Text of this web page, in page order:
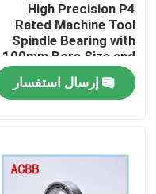
High Precision P4
Rated Machine Tool
Spindle Bearing with
100mm Bore Size and
1000RPM-60000RPM
Speedإرسال استفسار